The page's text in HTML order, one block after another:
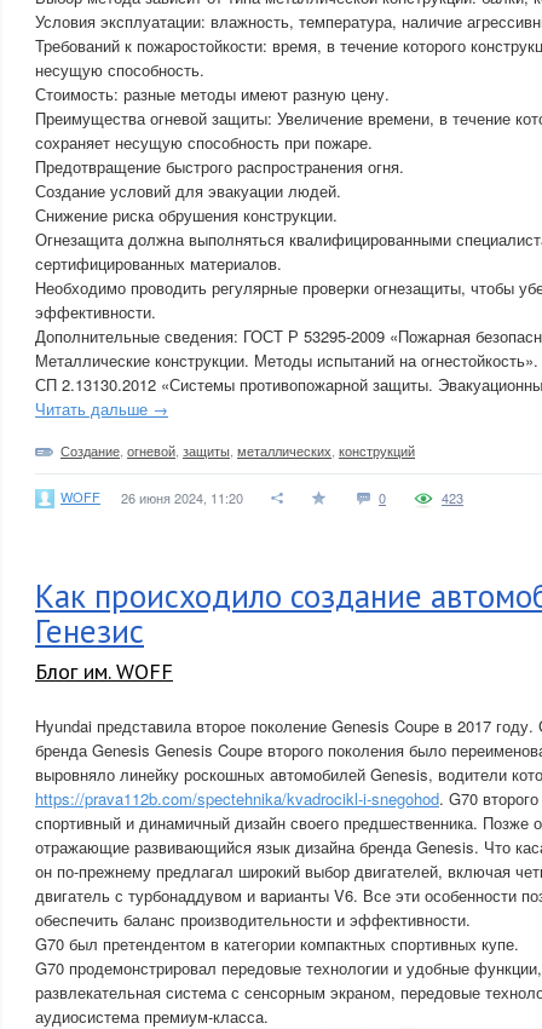
Условия эксплуатации: влажность, температура, наличие
Требований к пожаростойкости: время, в течение которого
несущую способность.
Стоимость: разные методы имеют разную цену.
Преимущества огневой защиты: Увеличение времени, в течение
сохраняет несущую способность при пожаре.
Предотвращение быстрого распространения огня.
Создание условий для эвакуации людей.
Снижение риска обрушения конструкции.
Огнезащита должна выполняться квалифицированными
сертифицированных материалов.
Необходимо проводить регулярные проверки огнезащиты, чтобы
эффективности.
Дополнительные сведения: ГОСТ Р 53295-2009 «Пожарная
Металлические конструкции. Методы испытаний на огнестойкость».
СП 2.13130.2012 «Системы противопожарной защиты.
Читать дальше →
Создание огневой защиты металлических конструкций
WOFF 26 июня 2024, 11:20 0 423
Как происходило создание
Генезис
Блог им. WOFF
Hyundai представила второе поколение Genesis Coupe в 2017
бренда Genesis Genesis Coupe второго поколения было
выровняло линейку роскошных автомобилей Genesis, водители
https://prava112b.com/spectehnika/kvadrocikl-i-snegohod. G70
спортивный и динамичный дизайн своего предшественника. Позже
отражающие развивающийся язык дизайна бренда Genesis. Что
он по-прежнему предлагал широкий выбор двигателей, включая
двигатель с турбонаддувом и варианты V6. Все эти особенности
обеспечить баланс производительности и эффективности.
G70 был претендентом в категории компактных спортивных купе.
G70 продемонстрировал передовые технологии и удобные
развлекательная система с сенсорным экраном, передовые
аудиосистема премиум-класса.